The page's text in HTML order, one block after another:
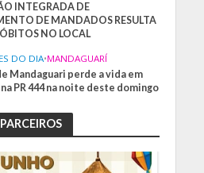
INTEGRADA DE
DE MANDADOS RESULTA
NO LOCAL
DO DIA•MANDAGUARÍ
Mandaguari perde a vida em
PR 444 na noite deste domingo